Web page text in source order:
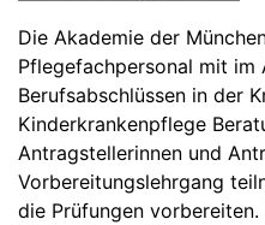
Die Akademie der
Pflegefachpersonal mit im
Berufsabschlüssen in der
Kinderkrankenpflege
Antragstellerinnen und
Vorbereitungslehrgang
die Prüfungen vorbereiten.